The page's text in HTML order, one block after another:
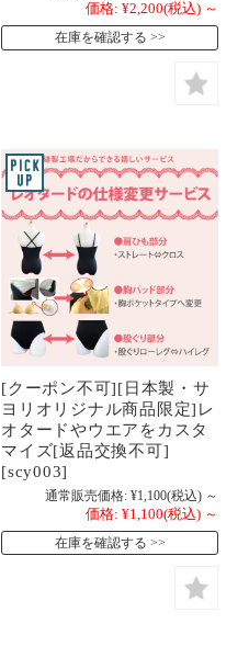
価格: ¥2,200(税込) ～
在庫を確認する
[クーポン不可][日本製・サ
ヨリオリジナル商品限定]レ
オタードやウエアをカスタ
マイズ[返品交換不可]
[scy003]
通常販売価格: ¥1,100(税込) ～
価格: ¥1,100(税込) ～
在庫を確認する